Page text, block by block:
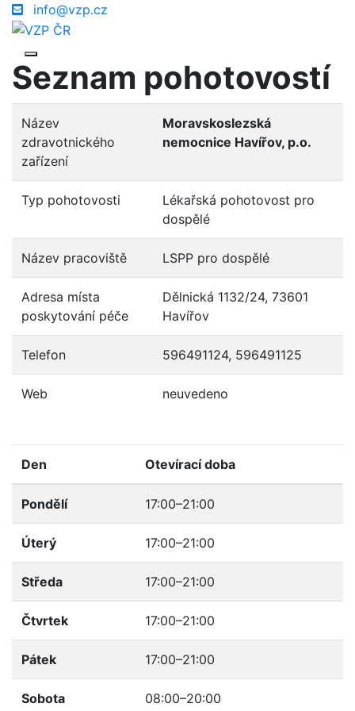
info@vzp.cz
Seznam pohotovostí
Název
zdravotnického
zařízení
Moravskoslezská
nemocnice Havířov, p.o.
Typ pohotovosti
Lékařská pohotovost pro
dospělé
Název pracoviště LSPP pro dospělé
Adresa místa
poskytování péče
Dělnická 1132/24, 73601
Havířov
Telefon 596491124, 596491125
Web neuvedeno
Den Otevírací doba
Pondělí 17:00–21:00
Úterý 17:00–21:00
Středa 17:00–21:00
Čtvrtek 17:00–21:00
Pátek 17:00–21:00
Sobota 08:00–20:00